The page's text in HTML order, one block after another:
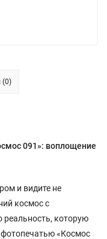
(0)
091»: воплощение
и видите не
космос с
которую
«Космос